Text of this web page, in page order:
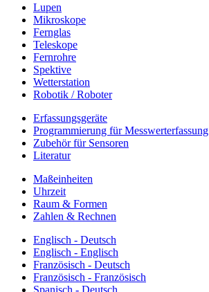
Lupen
Mikroskope
Fernglas
Teleskope
Fernrohre
Spektive
Wetterstation
Robotik / Roboter
Erfassungsgeräte
Programmierung für Messwerterfassung
Zubehör für Sensoren
Literatur
Maßeinheiten
Uhrzeit
Raum & Formen
Zahlen & Rechnen
Englisch - Deutsch
Englisch - Englisch
Französisch - Deutsch
Französisch - Französisch
Spanisch - Deutsch